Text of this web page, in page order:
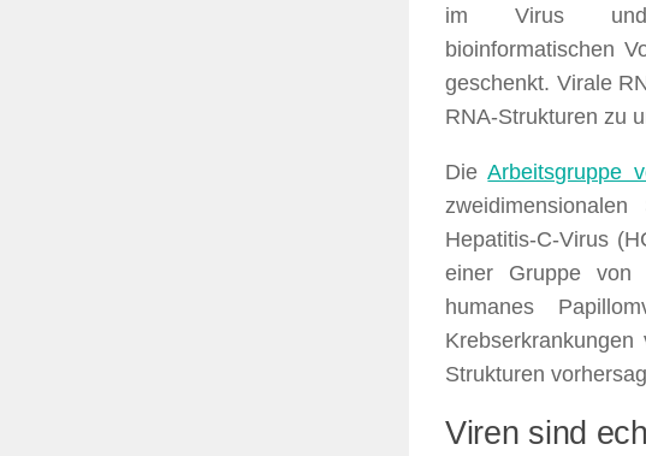
im Virus und
bioinformatischen
geschenkt. Virale
RNA-Strukturen zu
DieArbeitsgruppe
Hepatitis-C-Virus
einer Gruppe von
humanes
Strukturen
Viren sind